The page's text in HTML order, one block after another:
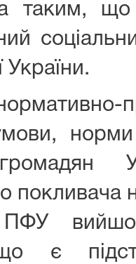
таким, що
України.
покливача
ПФУ
є